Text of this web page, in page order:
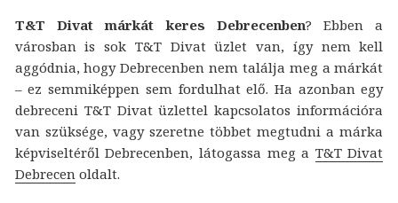
T&T Divat márkát keres Debrecenben? Ebben a
városban is sok T&T Divat üzlet van, így nem kell
aggódnia, hogy Debrecenben nem találja meg a márkát
– ez semmiképpen sem fordulhat elő. Ha azonban egy
debreceni T&T Divat üzlettel kapcsolatos információra
van szüksége, vagy szeretne többet megtudni a márka
képviseltéről Debrecenben, látogassa meg a T&T Divat
Debrecen oldalt.